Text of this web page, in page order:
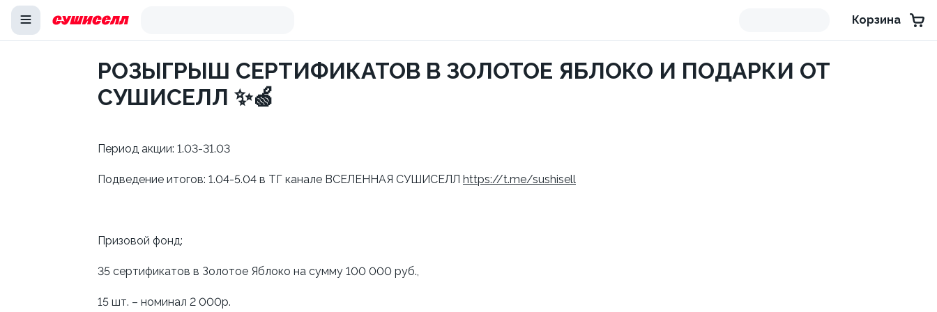
Корзина
РОЗЫГРЫШ СЕРТИФИКАТОВ В ЗОЛОТОЕ ЯБЛОКО И ПОДАРКИ ОТ
СУШИСЕЛЛ ✨🍏
Период акции: 1.03-31.03
Подведение итогов: 1.04-5.04 в ТГ канале ВСЕЛЕННАЯ СУШИСЕЛЛ https://t.me/sushisell
Призовой фонд:
35 сертификатов в Золотое Яблоко на сумму 100 000 руб.,
15 шт. – номинал 2 000р.